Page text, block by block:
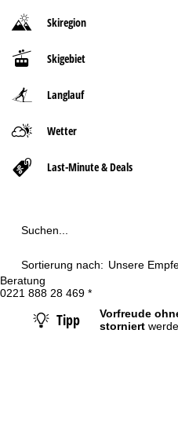
Beratung
0221 888 28 469 *
Skiregion
Skigebiet
Langlauf
Wetter
Last-Minute & Deals
Suchen...
Sortierung nach: Unsere
Tipp Vorfreude
storniert